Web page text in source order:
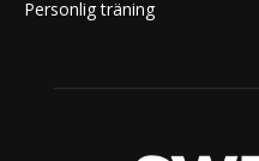
Personlig träning